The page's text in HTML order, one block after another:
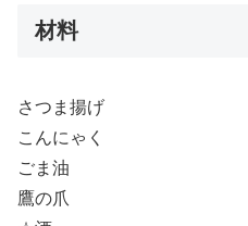
材料
さつま揚げ
こんにゃく
ごま油
鷹の爪